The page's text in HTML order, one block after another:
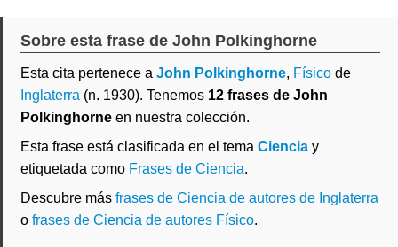
Sobre esta frase de John Polkinghorne
Esta cita pertenece a John Polkinghorne, Físico de
Inglaterra (n. 1930). Tenemos 12 frases de John
Polkinghorne en nuestra colección.
Esta frase está clasificada en el tema Ciencia y
etiquetada como Frases de Ciencia.
Descubre más frases de Ciencia de autores de Inglaterra
o frases de Ciencia de autores Físico.